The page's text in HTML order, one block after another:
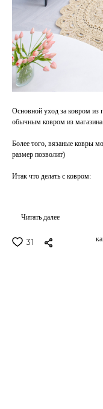
Основной уход за ковром из
обычным ковром из магазина.
Более того, вязаные ковры
размер позволит)
Итак что делать с ковром:
Читать далее
31